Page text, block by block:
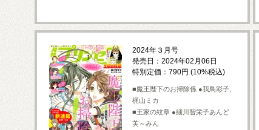
2024年３月号
発売日：2024年02月06日
特別定価：790円 (10%税込)
■魔王陛下のお掃除係 ●我鳥彩子,
梶山ミカ
■王家の紋章 ●細川智栄子あんど
芙～みん